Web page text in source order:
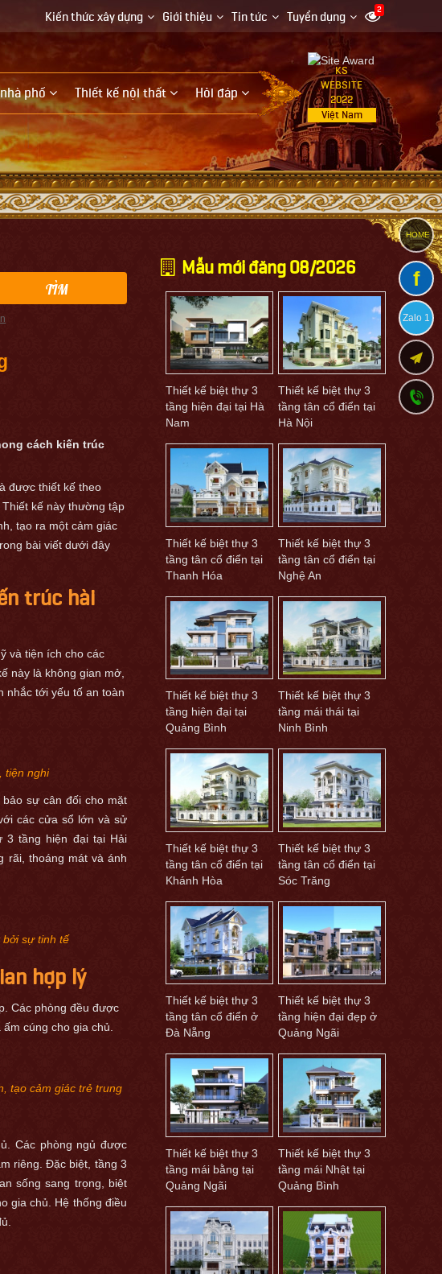
Kiến thức xây dựng Giới thiệu Tin tức Tuyển dụng 2
phố Thiết kế nội thất Hỏi đáp
KS
WEBSITE
2022
Việt Nam
TÌM
cách kiến trúc
được thiết kế theo
kế này thường tập
tạo ra một cảm giác
bài viết dưới đây
trúc hài
và tiện ích cho các
này là không gian mở,
nhắc tới yếu tố an toàn
tiện nghi
sự cân đối cho mặt
các cửa sổ lớn và sử
3 tầng hiện đại tại Hải
rãi, thoáng mát và ánh
bởi sự tinh tế
hợp lý
Các phòng đều được
cúng cho gia chủ.
tạo cảm giác trẻ trung
Các phòng ngủ được
riêng. Đặc biệt, tầng 3
sống sang trọng, biệt
gia chủ. Hệ thống điều
Mẫu mới đăng 08/2026
Thiết kế biệt thự 3
tầng hiện đại tại Hà
Nam
Thiết kế biệt thự 3
tầng tân cổ điển tại
Hà Nội
Thiết kế biệt thự 3
tầng tân cổ điển tại
Thanh Hóa
Thiết kế biệt thự 3
tầng tân cổ điển tại
Nghệ An
Thiết kế biệt thự 3
tầng hiện đại tại
Quảng Bình
Thiết kế biệt thự 3
tầng mái thái tại
Ninh Bình
Thiết kế biệt thự 3
tầng tân cổ điển tại
Khánh Hòa
Thiết kế biệt thự 3
tầng tân cổ điển tại
Sóc Trăng
Thiết kế biệt thự 3
tầng tân cổ điển ở
Đà Nẵng
Thiết kế biệt thự 3
tầng hiện đại đẹp ở
Quảng Ngãi
Thiết kế biệt thự 3
tầng mái bằng tại
Quảng Ngãi
Thiết kế biệt thự 3
tầng mái Nhật tại
Quảng Bình
HOME
f
Zalo 1